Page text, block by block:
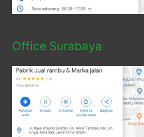
Office Surabaya